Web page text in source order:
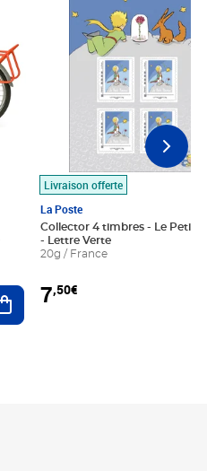
Ajouter au panier
Livraison offerte
La Poste
Collector 4 timbres - Le Petit
- Lettre Verte
20g / France
7,50€